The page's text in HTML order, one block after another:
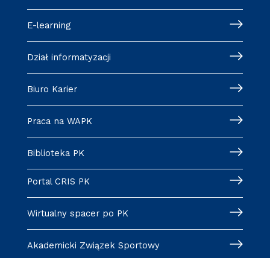
E-learning
Dział informatyzacji
Biuro Karier
Praca na WAPK
Biblioteka PK
Portal CRIS PK
Wirtualny spacer po PK
Akademicki Związek Sportowy